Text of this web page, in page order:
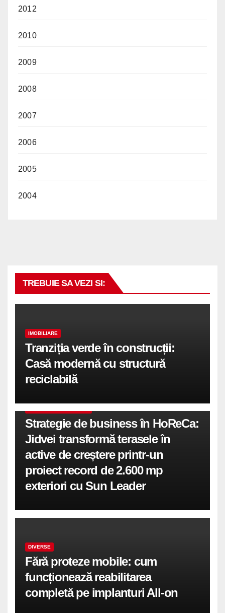
2012
2010
2009
2008
2007
2006
2005
2004
TREBUIE SA VEZI SI:
IMOBILIARE
Tranziția verde în construcții:
Casă modernă cu structură
reciclabilă
Strategie de business în HoReCa:
Jidvei transformă terasele în
active de creștere printr-un
proiect record de 2.600 mp
exteriori cu Sun Leader
DIVERSE
Fără proteze mobile: cum
funcționează reabilitarea
completă pe implanturi All-on